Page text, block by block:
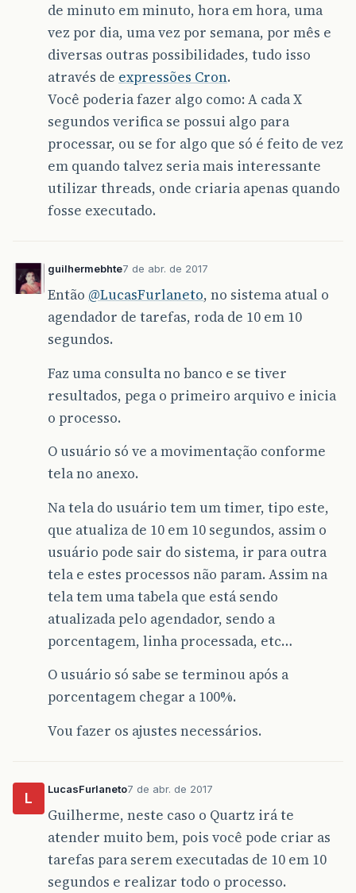
de minuto em minuto, hora em hora, uma
vez por dia, uma vez por semana, por mês e
diversas outras possibilidades, tudo isso
através de expressões Cron.
Você poderia fazer algo como: A cada X
segundos verifica se possui algo para
processar, ou se for algo que só é feito de vez
em quando talvez seria mais interessante
utilizar threads, onde criaria apenas quando
fosse executado.
guilhermebhte7 de abr. de 2017
Então @LucasFurlaneto, no sistema atual o
agendador de tarefas, roda de 10 em 10
segundos.
Faz uma consulta no banco e se tiver
resultados, pega o primeiro arquivo e inicia
o processo.
O usuário só ve a movimentação conforme
tela no anexo.
Na tela do usuário tem um timer, tipo este,
que atualiza de 10 em 10 segundos, assim o
usuário pode sair do sistema, ir para outra
tela e estes processos não param. Assim na
tela tem uma tabela que está sendo
atualizada pelo agendador, sendo a
porcentagem, linha processada, etc…
O usuário só sabe se terminou após a
porcentagem chegar a 100%.
Vou fazer os ajustes necessários.
L
LucasFurlaneto7 de abr. de 2017
Guilherme, neste caso o Quartz irá te
atender muito bem, pois você pode criar as
tarefas para serem executadas de 10 em 10
segundos e realizar todo o processo.